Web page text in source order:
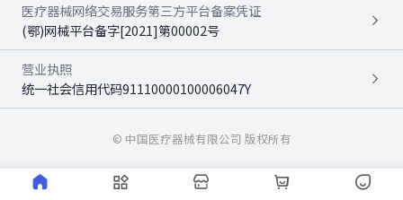
医疗器械网络交易服务第三方平台备案凭证
(鄂)网械平台备字[2021]第00002号
营业执照
统一社会信用代码91110000100006047Y
© 中国医疗器械有限公司 版权所有